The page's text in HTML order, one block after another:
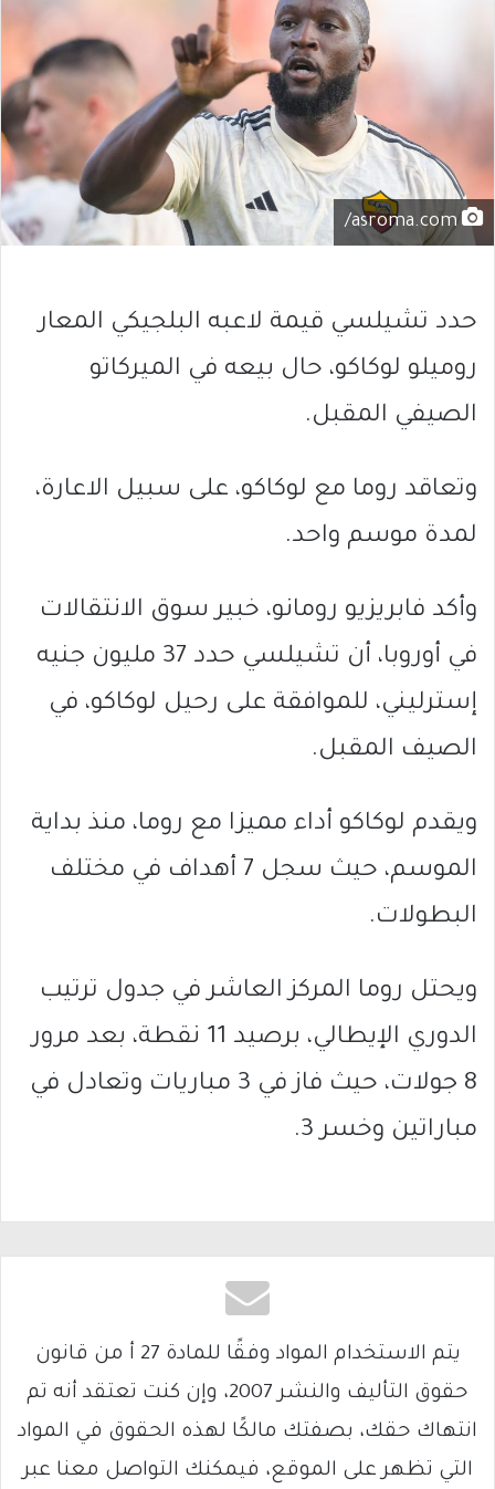
asroma.com/
حدد تشيلسي قيمة لاعبه البلجيكي المعار
روميلو لوكاكو، حال بيعه في الميركاتو
الصيفي المقبل.
وتعاقد روما مع لوكاكو، على سبيل الاعارة،
لمدة موسم واحد.
وأكد فابريزيو رومانو، خبير سوق الانتقالات
في أوروبا، أن تشيلسي حدد 37 مليون جنيه
إسترليني، للموافقة على رحيل لوكاكو، في
الصيف المقبل.
ويقدم لوكاكو أداء مميزا مع روما، منذ بداية
الموسم، حيث سجل 7 أهداف في مختلف
البطولات.
ويحتل روما المركز العاشر في جدول ترتيب
الدوري الإيطالي، برصيد 11 نقطة، بعد مرور
8 جولات، حيث فاز في 3 مباريات وتعادل في
مباراتين وخسر 3.
يتم الاستخدام المواد وفقًا للمادة 27 أ من قانون
حقوق التأليف والنشر 2007، وإن كنت تعتقد أنه تم
انتهاك حقك، بصفتك مالكًا لهذه الحقوق في المواد
التي تظهر على الموقع، فيمكنك التواصل معنا عبر